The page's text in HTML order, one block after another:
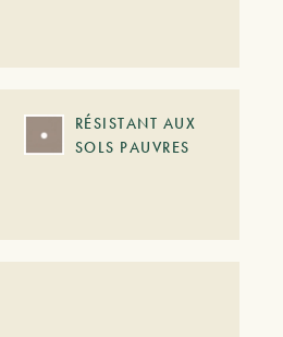
RÉSISTANT AUX
SOLS PAUVRES